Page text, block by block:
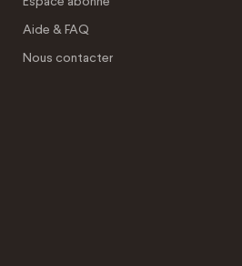
Aide & FAQ
Nous contacter